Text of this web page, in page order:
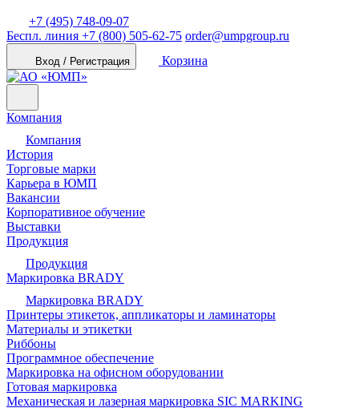
+7 (495) 748-09-07
Беспл. линия +7 (800) 505-62-75 order@umpgroup.ru
Вход / Регистрация Корзина
Компания
Компания
История
Торговые марки
Карьера в ЮМП
Вакансии
Корпоративное обучение
Выставки
Продукция
Продукция
Маркировка BRADY
Маркировка BRADY
Принтеры этикеток, аппликаторы и ламинаторы
Материалы и этикетки
Риббоны
Программное обеспечение
Маркировка на офисном оборудовании
Готовая маркировка
Механическая и лазерная маркировка SIC MARKING